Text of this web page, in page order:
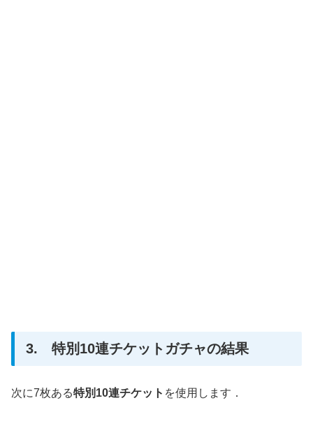
3. 特別10連チケットガチャの結果
次に7枚ある特別10連チケット を使用します．